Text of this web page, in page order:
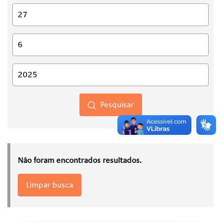
Pesquisar
Não foram encontrados resultados.
Limpar busca